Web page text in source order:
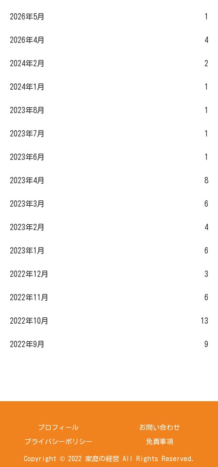
2026年5月 1
2026年4月 4
2024年2月 2
2024年1月 1
2023年8月 1
2023年7月 1
2023年6月 1
2023年4月 8
2023年3月 6
2023年2月 4
2023年1月 6
2022年12月 3
2022年11月 6
2022年10月 13
2022年9月 9
プロフィール お問い合わせ
プライバシーポリシー 免責事項
Copyright © 2022 家庭の経営 All Rights Reserved.